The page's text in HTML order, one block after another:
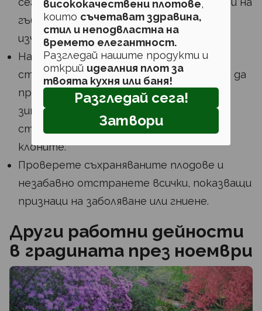
висококачествени плотове,
които съчетават здравина,
стил и неподвластна на
времето елегантност.
Разгледай нашите продукти и
открий идеалния плот за
твоята кухня или баня!
Разгледай сега!
Затвори
гъбичките на сребърните листа –
изчакайте до средата на лятото.
Нанесете ленти за мазнина върху
стволовете на овощните дървета, за да
предотвратите безкрилите женски
зимни молци да се катерят по
стволовете и да снасят яйцата си в
клоните.
Проверете съхраняваните плодове и
незабавно отстранете всички, показващи
признаци на заболяване или гниене.
Други работни дейности
в градината през ноември